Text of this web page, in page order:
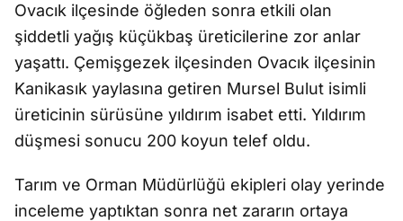
Ovacık ilçesinde öğleden sonra etkili olan
şiddetli yağış küçükbaş üreticilerine zor anlar
yaşattı. Çemişgezek ilçesinden Ovacık ilçesinin
Kanikasık yaylasına getiren Mursel Bulut isimli
üreticinin sürüsüne yıldırım isabet etti. Yıldırım
düşmesi sonucu 200 koyun telef oldu.
Tarım ve Orman Müdürlüğü ekipleri olay yerinde
inceleme yaptıktan sonra net zararın ortaya